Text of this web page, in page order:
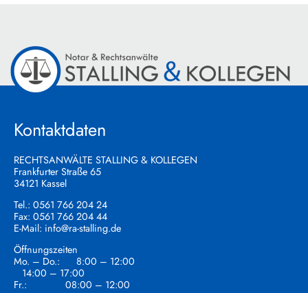
Kontaktdaten
RECHTSANWÄLTE STALLING & KOLLEGEN
Frankfurter Straße 65
34121 Kassel
Tel.: 0561 766 204 24
Fax: 0561 766 204 44
E-Mail: info@ra-stalling.de
Öffnungszeiten
Mo. – Do.: 8:00 – 12:00
14:00 – 17:00
Fr.: 08:00 – 12:00